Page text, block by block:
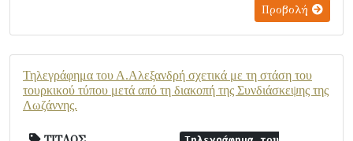
Προβολή
Τηλεγράφημα του Α.Αλεξανδρή σχετικά με τη στάση του
τουρκικού τύπου μετά από τη διακοπή της Συνδιάσκεψης της
Λωζάννης.